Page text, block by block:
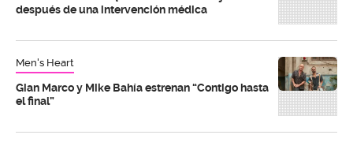
después de una intervención médica
Men's Heart
Gian Marco y Mike Bahía estrenan “Contigo hasta
el final”